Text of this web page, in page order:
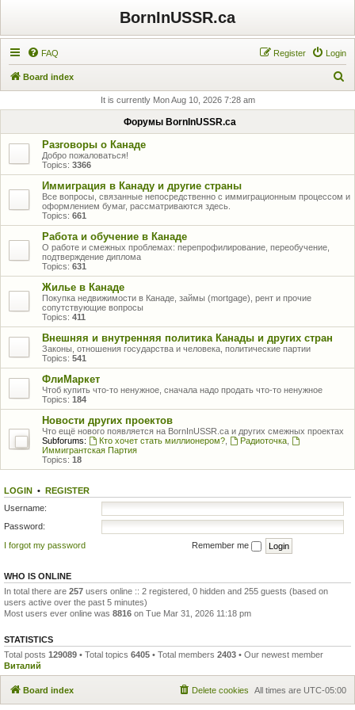
BornInUSSR.ca
FAQ Login
Register
Board index
r
It is currently Mon Aug 10, 2026 7:28 am
Форумы BornInUSSR.ca
Разговоры о Канаде
Добро пожаловаться!
Topics: 3366
Иммиграция в Канаду и другие страны
Все вопросы, связанные непосредственно с иммиграционным процессом и
оформлением бумаг, рассматриваются здесь.
Topics: 661
Работа и обучение в Канаде
О работе и смежных проблемах: перепрофилирование, переобучение,
подтверждение диплома
Topics: 631
Жилье в Канаде
Покупка недвижимости в Канаде, займы (mortgage), рент и прочие
сопутствующие вопросы
Topics: 411
Внешняя и внутренняя политика Канады и других стран
Законы, отношения государства и человека, политические партии
Topics: 541
ФлиМаркет
Чтоб купить что-то ненужное, сначала надо продать что-то ненужное
Topics: 184
Новости других проектов
Что ещё нового появляется на BornInUSSR.ca и других смежных проектах
Subforums:
Кто хочет стать миллионером?, Радиоточка,
Иммигрантская Партия
Topics: 18
LOGIN • REGISTER
Username:
Password:
I forgot my password
Remember me
WHO IS ONLINE
In total there are 257 users online :: 2 registered, 0 hidden and 255 guests (based on
users active over the past 5 minutes)
Most users ever online was 8816 on Tue Mar 31, 2026 11:18 pm
STATISTICS
Total posts 129089 • Total topics 6405 • Total members 2403 • Our newest member
Виталий
Board index All times are UTC-05:00
Delete cookies